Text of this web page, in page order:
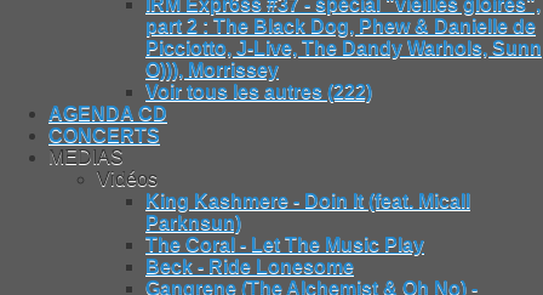
IRM Expr6ss #37 - spécial "vieilles gloires",
part 2 : The Black Dog, Phew & Danielle de
Picciotto, J-Live, The Dandy Warhols, Sunn
O))), Morrissey
Voir tous les autres (222)
AGENDA CD
CONCERTS
MEDIAS
Vidéos
King Kashmere - Doin It (feat. Micall
Parknsun)
The Coral - Let The Music Play
Beck - Ride Lonesome
Gangrene (The Alchemist & Oh No) -